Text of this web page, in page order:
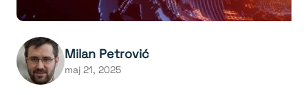
Milan Petrović
maj 21, 2025